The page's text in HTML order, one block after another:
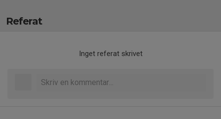
Referat
Inget referat skrivet